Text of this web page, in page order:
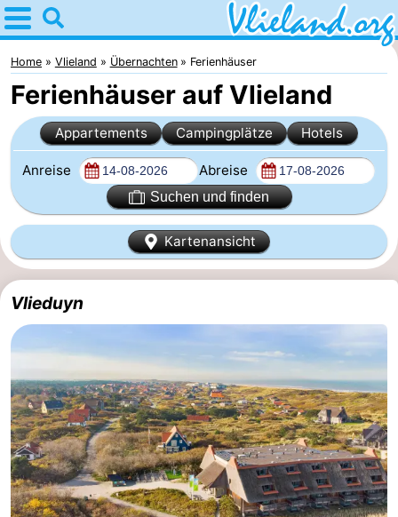
Home
Vlieland
Tipps
Für
kindern
Oost-
Vlieland
Natur
Übernachten
Appartements
-
Vlieduyn
Campingplätze
Hotels
Lastminutes
Strand
Home Vlieland Übernachten Ferienhäuser
Ferienhäuser auf Vlieland
Appartements Campingplätze Hotels
Anreise Abreise
Suchen und finden
Kartenansicht
Vlieduyn